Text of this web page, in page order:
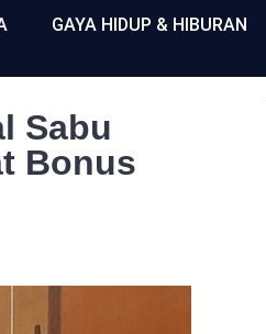
GAYA HIDUP & HIBURAN
Sabu
Bonus